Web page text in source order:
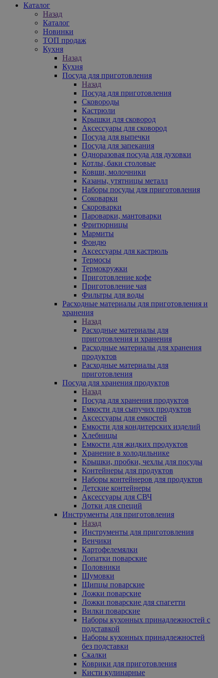
Каталог
Назад
Каталог
Новинки
ТОП продаж
Кухня
Назад
Кухня
Посуда для приготовления
Назад
Посуда для приготовления
Сковороды
Кастрюли
Крышки для сковород
Аксессуары для сковород
Посуда для выпечки
Посуда для запекания
Одноразовая посуда для духовки
Котлы, баки столовые
Ковши, молочники
Казаны, утятницы металл
Наборы посуды для приготовления
Соковарки
Скороварки
Пароварки, мантоварки
Фритюрницы
Мармиты
Фондю
Аксессуары для кастрюль
Термосы
Термокружки
Приготовление кофе
Приготовление чая
Фильтры для воды
Расходные материалы для приготовления и
хранения
Назад
Расходные материалы для
приготовления и хранения
Расходные материалы для хранения
продуктов
Расходные материалы для
приготовления
Посуда для хранения продуктов
Назад
Посуда для хранения продуктов
Емкости для сыпучих продуктов
Аксессуары для емкостей
Емкости для кондитерских изделий
Хлебницы
Емкости для жидких продуктов
Хранение в холодильнике
Крышки, пробки, чехлы для посуды
Контейнеры для продуктов
Наборы контейнеров для продуктов
Детские контейнеры
Аксессуары для СВЧ
Лотки для специй
Инструменты для приготовления
Назад
Инструменты для приготовления
Венчики
Картофелемялки
Лопатки поварские
Половники
Шумовки
Щипцы поварские
Ложки поварские
Ложки поварские для спагетти
Вилки поварские
Наборы кухонных принадлежностей с
подставкой
Наборы кухонных принадлежностей
без подставки
Скалки
Коврики для приготовления
Кисти кулинарные